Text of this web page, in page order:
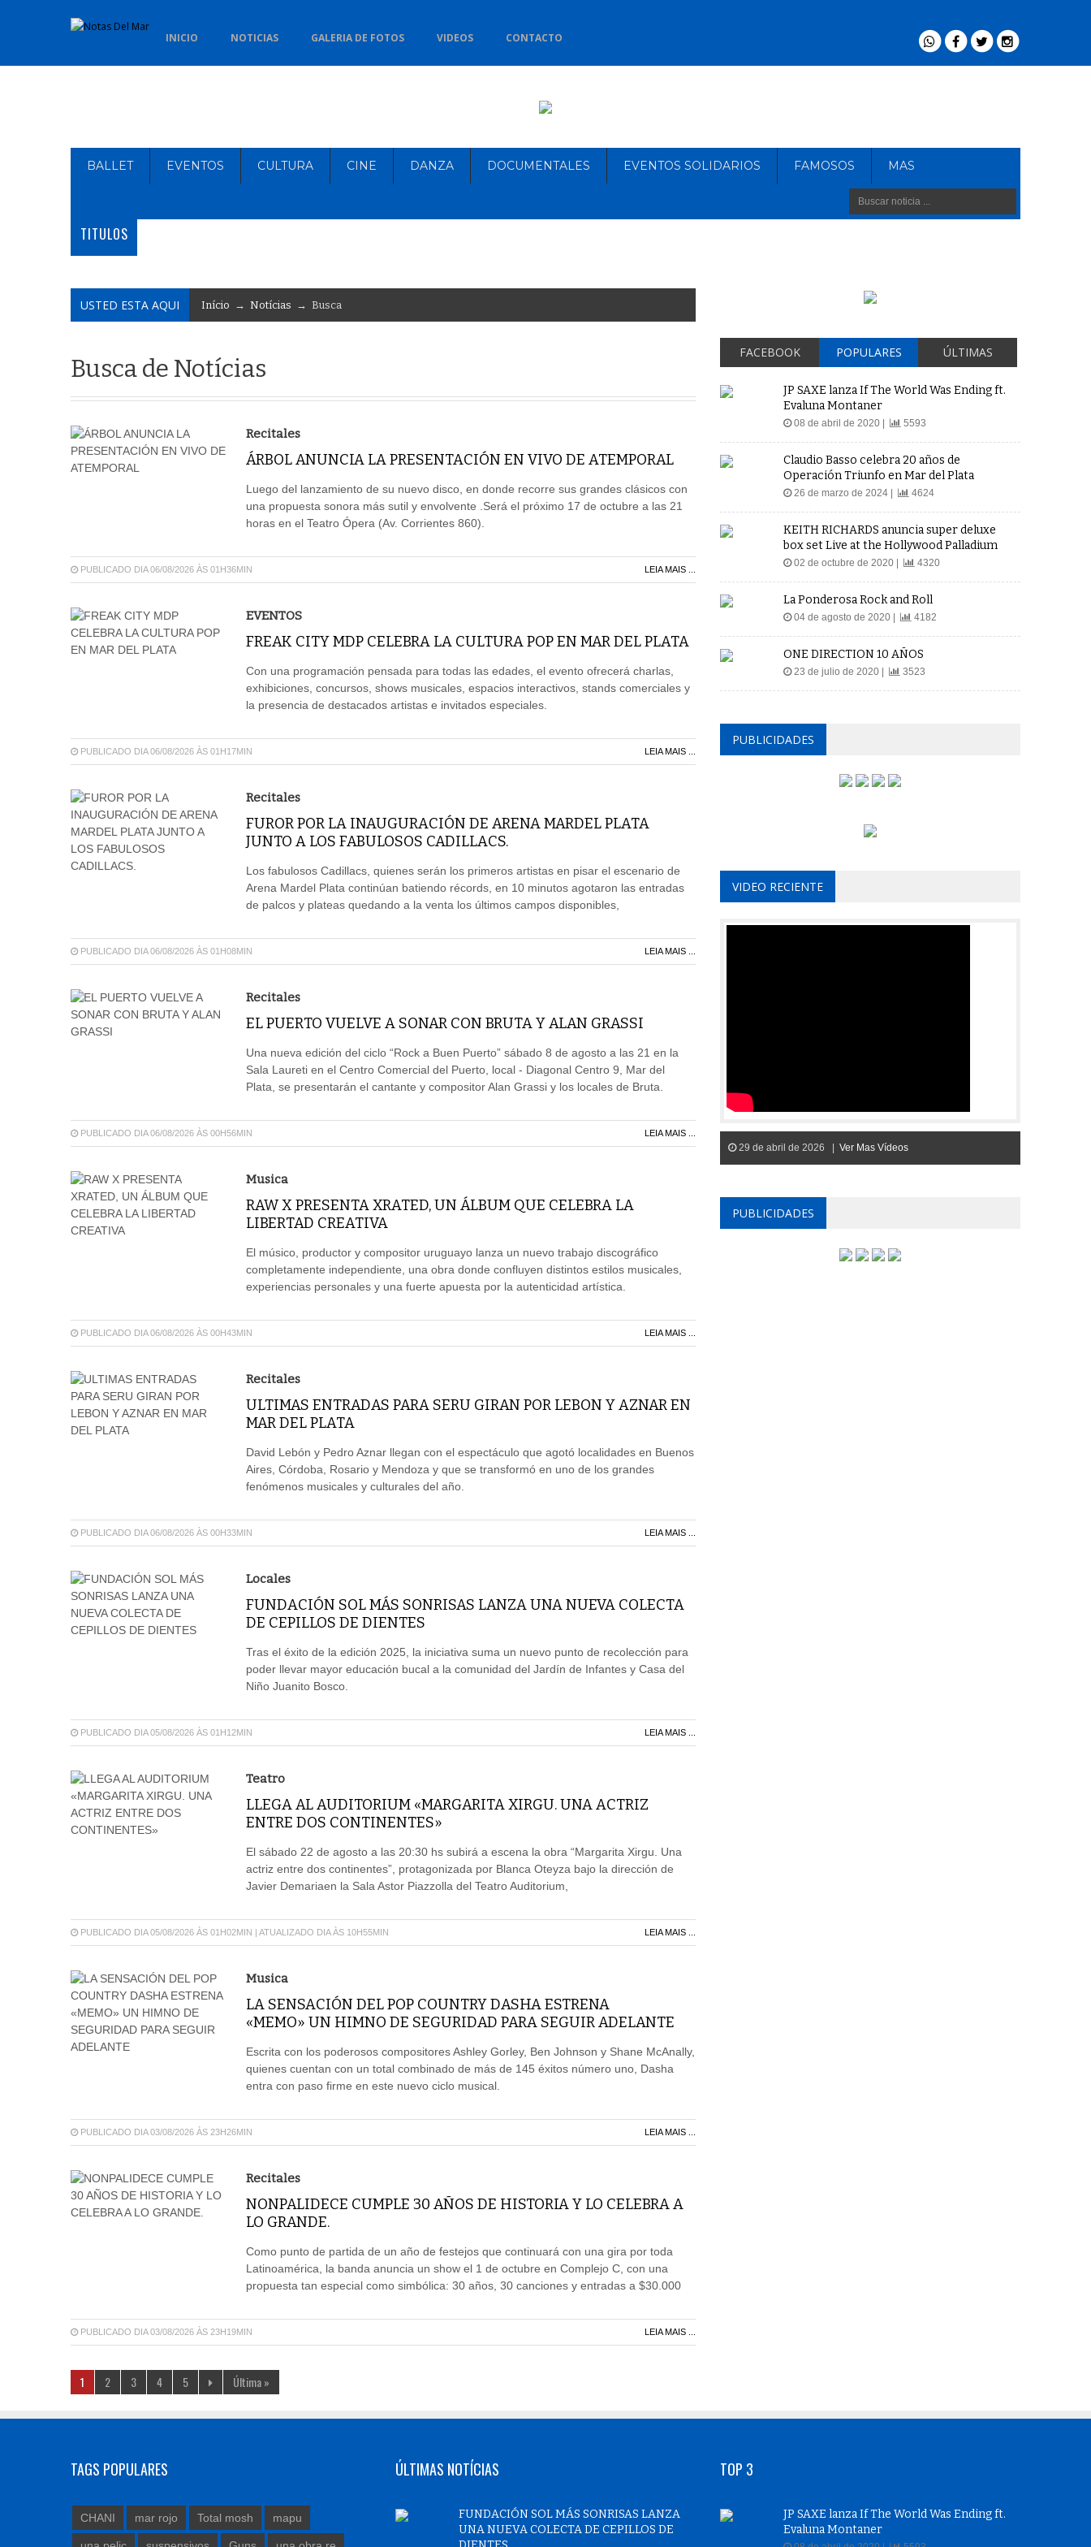
INICIO NOTICIAS GALERIA DE FOTOS VIDEOS CONTACTO
BALLET EVENTOS CULTURA CINE DANZA DOCUMENTALES EVENTOS SOLIDARIOS FAMOSOS MAS
TITULOS
USTED ESTA AQUI Início → Notícias → Busca
Busca de Notícias
Recitales
ÁRBOL ANUNCIA LA PRESENTACIÓN EN VIVO DE ATEMPORAL
Luego del lanzamiento de su nuevo disco, en donde recorre sus grandes clásicos con
una propuesta sonora más sutil y envolvente .Será el próximo 17 de octubre a las 21
horas en el Teatro Ópera (Av. Corrientes 860).
PUBLICADO DIA 06/08/2026 ÀS 01H36MIN LEIA MAIS ...
EVENTOS
FREAK CITY MDP CELEBRA LA CULTURA POP EN MAR DEL PLATA
Con una programación pensada para todas las edades, el evento ofrecerá charlas,
exhibiciones, concursos, shows musicales, espacios interactivos, stands comerciales y
la presencia de destacados artistas e invitados especiales.
PUBLICADO DIA 06/08/2026 ÀS 01H17MIN LEIA MAIS ...
Recitales
FUROR POR LA INAUGURACIÓN DE ARENA MARDEL PLATA
JUNTO A LOS FABULOSOS CADILLACS.
Los fabulosos Cadillacs, quienes serán los primeros artistas en pisar el escenario de
Arena Mardel Plata continúan batiendo récords, en 10 minutos agotaron las entradas
de palcos y plateas quedando a la venta los últimos campos disponibles,
PUBLICADO DIA 06/08/2026 ÀS 01H08MIN LEIA MAIS ...
Recitales
EL PUERTO VUELVE A SONAR CON BRUTA Y ALAN GRASSI
Una nueva edición del ciclo “Rock a Buen Puerto” sábado 8 de agosto a las 21 en la
Sala Laureti en el Centro Comercial del Puerto, local - Diagonal Centro 9, Mar del
Plata, se presentarán el cantante y compositor Alan Grassi y los locales de Bruta.
PUBLICADO DIA 06/08/2026 ÀS 00H56MIN LEIA MAIS ...
Musica
RAW X PRESENTA XRATED, UN ÁLBUM QUE CELEBRA LA
LIBERTAD CREATIVA
El músico, productor y compositor uruguayo lanza un nuevo trabajo discográfico
completamente independiente, una obra donde confluyen distintos estilos musicales,
experiencias personales y una fuerte apuesta por la autenticidad artística.
PUBLICADO DIA 06/08/2026 ÀS 00H43MIN LEIA MAIS ...
Recitales
ULTIMAS ENTRADAS PARA SERU GIRAN POR LEBON Y AZNAR EN
MAR DEL PLATA
David Lebón y Pedro Aznar llegan con el espectáculo que agotó localidades en Buenos
Aires, Córdoba, Rosario y Mendoza y que se transformó en uno de los grandes
fenómenos musicales y culturales del año.
PUBLICADO DIA 06/08/2026 ÀS 00H33MIN LEIA MAIS ...
Locales
FUNDACIÓN SOL MÁS SONRISAS LANZA UNA NUEVA COLECTA
DE CEPILLOS DE DIENTES
Tras el éxito de la edición 2025, la iniciativa suma un nuevo punto de recolección para
poder llevar mayor educación bucal a la comunidad del Jardín de Infantes y Casa del
Niño Juanito Bosco.
PUBLICADO DIA 05/08/2026 ÀS 01H12MIN LEIA MAIS ...
Teatro
LLEGA AL AUDITORIUM «MARGARITA XIRGU. UNA ACTRIZ
ENTRE DOS CONTINENTES»
El sábado 22 de agosto a las 20:30 hs subirá a escena la obra “Margarita Xirgu. Una
actriz entre dos continentes”, protagonizada por Blanca Oteyza bajo la dirección de
Javier Demariaen la Sala Astor Piazzolla del Teatro Auditorium,
PUBLICADO DIA 05/08/2026 ÀS 01H02MIN | ATUALIZADO DIA ÀS 10H55MIN LEIA MAIS ...
Musica
LA SENSACIÓN DEL POP COUNTRY DASHA ESTRENA
«MEMO» UN HIMNO DE SEGURIDAD PARA SEGUIR ADELANTE
Escrita con los poderosos compositores Ashley Gorley, Ben Johnson y Shane McAnally,
quienes cuentan con un total combinado de más de 145 éxitos número uno, Dasha
entra con paso firme en este nuevo ciclo musical.
PUBLICADO DIA 03/08/2026 ÀS 23H26MIN LEIA MAIS ...
Recitales
NONPALIDECE CUMPLE 30 AÑOS DE HISTORIA Y LO CELEBRA A
LO GRANDE.
Como punto de partida de un año de festejos que continuará con una gira por toda
Latinoamérica, la banda anuncia un show el 1 de octubre en Complejo C, con una
propuesta tan especial como simbólica: 30 años, 30 canciones y entradas a $30.000
PUBLICADO DIA 03/08/2026 ÀS 23H19MIN LEIA MAIS ...
1 2 3 4 5 Última »
FACEBOOK POPULARES ÚLTIMAS
JP SAXE lanza If The World Was Ending ft.
Evaluna Montaner
08 de abril de 2020 | 5593
Claudio Basso celebra 20 años de
Operación Triunfo en Mar del Plata
26 de marzo de 2024 | 4624
KEITH RICHARDS anuncia super deluxe
box set Live at the Hollywood Palladium
02 de octubre de 2020 | 4320
La Ponderosa Rock and Roll
04 de agosto de 2020 | 4182
ONE DIRECTION 10 AÑOS
23 de julio de 2020 | 3523
PUBLICIDADES
VIDEO RECIENTE
29 de abril de 2026 | Ver Mas Vídeos
PUBLICIDADES
TAGS POPULARES
CHANI mar rojo Total mosh mapu
ÚLTIMAS NOTÍCIAS
FUNDACIÓN SOL MÁS SONRISAS LANZA
UNA NUEVA COLECTA DE CEPILLOS DE
TOP 3
JP SAXE lanza If The World Was Ending ft.
Evaluna Montaner